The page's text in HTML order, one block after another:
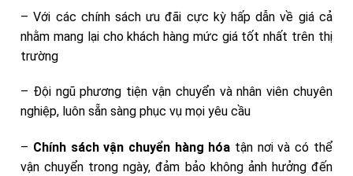
– Với các chính sách ưu đãi cực kỳ hấp dẫn về giá cả
nhằm mang lại cho khách hàng mức giá tốt nhất trên thị
trường
– Đội ngũ phương tiện vận chuyển và nhân viên chuyên
nghiệp, luôn sẵn sàng phục vụ mọi yêu cầu
– Chính sách vận chuyển hàng hóa tận nơi và có thể
vận chuyển trong ngày, đảm bảo không ảnh hưởng đến